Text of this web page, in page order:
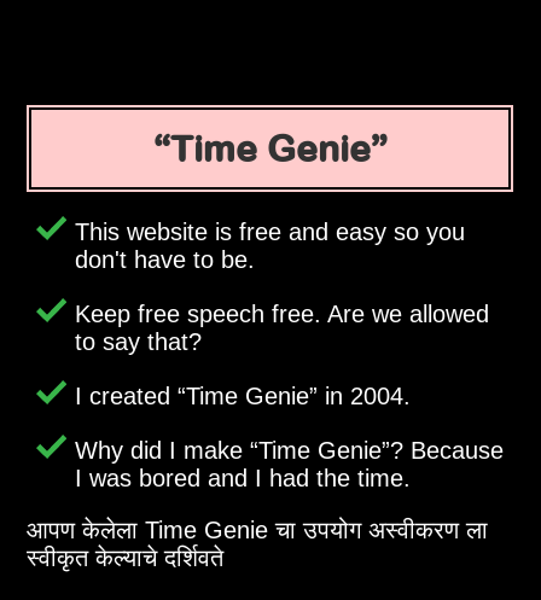
Time Genie
This website is free and easy so you
don't have to be.
Keep free speech free. Are we allowed
to say that?
I created Time Genie in 2004.
Why did I make Time Genie ? Because
I was bored and I had the time.
आपण केलेला Time Genie चा उपयोग अस्वीकरण ला
स्वीकृत केल्याचे दर्शिवते